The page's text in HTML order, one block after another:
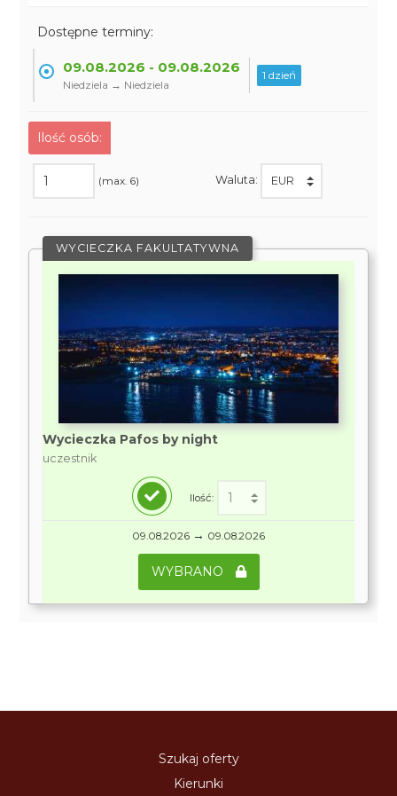
Dostępne terminy:
09.08.2026 - 09.08.2026
Niedziela → Niedziela
1 dzień
Ilość osób:
(max. 6) Waluta:
WYCIECZKA FAKULTATYWNA
Wycieczka Pafos by night
uczestnik
Ilość:
09.08.2026 → 09.08.2026
WYBRANO
Szukaj oferty
Kierunki